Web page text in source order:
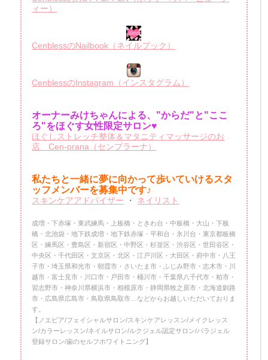
ィー）
CenblessのNailbook（ネイルブック）
CenblessのInstagram（インスタグラム）
オーナーみけちゃんによる、"からだ"と"ここ
ろ"をほぐす女性限定サロン♥
ほぐしストレッチ整体＆マタニティマッサージのお
店 Cen-prana（センプラーナ）
私たちと一緒に夢に向かって歩いていけるスタ
ッフメンバーを募集中です♪
スキンケアアドバイザー ・ ネイリスト
成増・下赤塚・東武練馬・上板橋・ときわ台・中板橋・大山・下板
橋・北池袋・地下鉄成増・地下鉄赤塚・平和台・氷川台・東京都板橋
区・練馬区・豊島区・新宿区・中野区・杉並区・渋谷区・世田谷区・
中央区・千代田区・文京区・北区・江戸川区・大田区・府中市・八王
子市・埼玉県和光市・朝霞市・さいたま市・ふじみ野市・志木市・川
越市・富士見市・川口市・戸田市・桶川市・千葉県八千代市・柏市・
習志野市・神奈川県横浜市・相模原市・静岡県牧之原市・北海道釧路
市・広島県広島市・鳥取県鳥取市…などからお越しいただいておりま
す。
【ノエビア/フェイシャルサロン/スキンケアレッスン/メイクレッス
ン/カラーレッスン/ネイルサロン/ルクジェル認定サロン/パラジェル
登録サロン/歯のセルフホワイトニング】